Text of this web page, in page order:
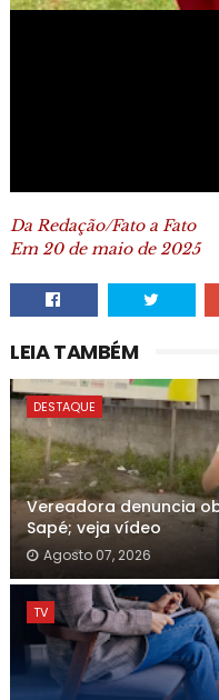
Da Redação/Fato a Fato
Em 20 de maio de 2025
LEIA TAMBÉM
DESTAQUE
Vereadora denuncia
Sapé; veja vídeo
Agosto 07, 2026
TV